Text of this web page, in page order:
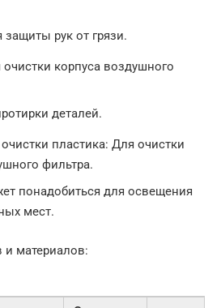
защиты рук от грязи.
корпуса воздушного
деталей.
пластика: Для очистки
фильтра.
понадобиться для освещения
мест.
и материалов: